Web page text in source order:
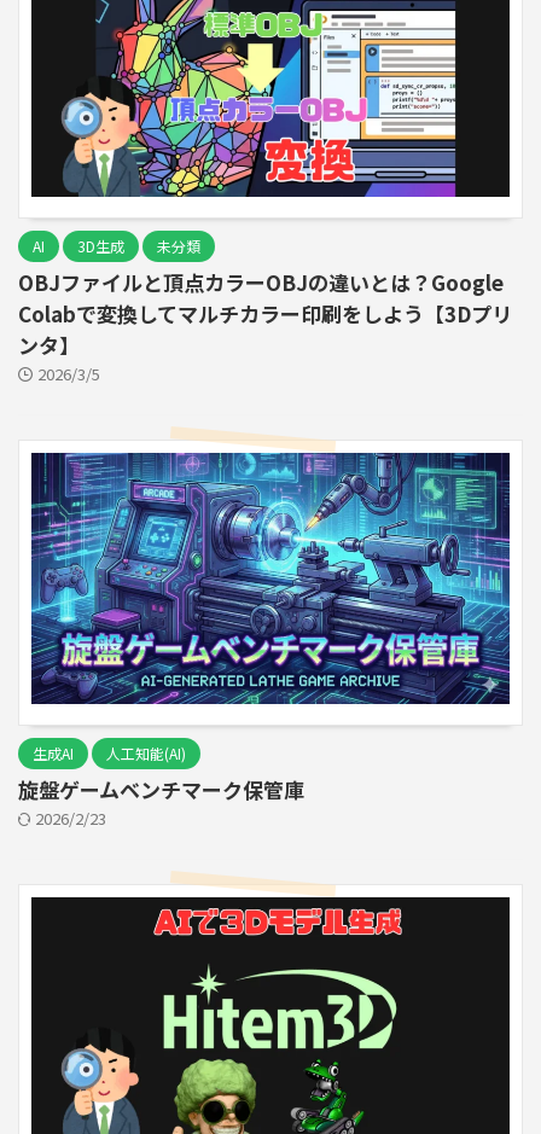
AI 3D生成 未分類
OBJファイルと頂点カラーOBJの違いとは？Google
Colabで変換してマルチカラー印刷をしよう【3Dプリ
ンタ】
2026/3/5
生成AI 人工知能(AI)
旋盤ゲームベンチマーク保管庫
2026/2/23